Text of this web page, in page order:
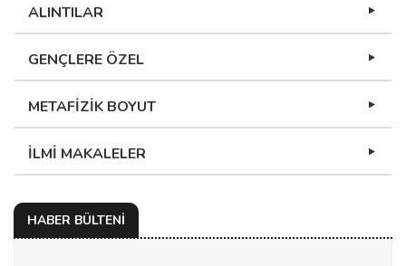
ALINTILAR
GENÇLERE ÖZEL
METAFİZİK BOYUT
İLMİ MAKALELER
HABER BÜLTENİ